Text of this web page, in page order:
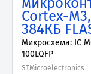
Cortex-
384КБ
Микросхема: IC
100LQFP
STMicroelectronics